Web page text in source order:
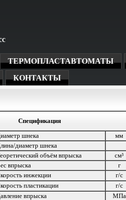
ТЕРМОПЛАСТАВТОМАТЫ
КОНТАКТЫ
Спецификация
шнека мм
диаметр шнека
объём впрыска
см³
впрыска
г
инжекции
г/с
пластикации
г/с
впрыска
МПа